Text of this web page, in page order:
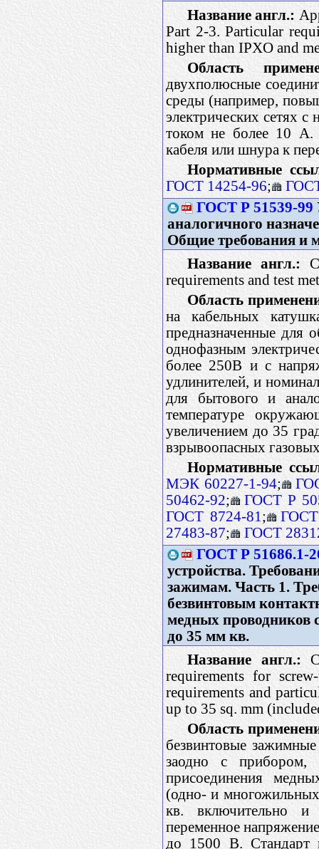
Название англ.:
Part 2-3. Particular
higher than IPXO and
Область
двухполюсные
среды (например,
электрических сетях
током не более 10 А.
кабеля или шнура к
Нормативные
ГОСТ 14254-96;
ГОСТ Р 51539-99
аналогичного
Общие требования и
Название англ.:
requirements and test
Область
на кабельных
предназначенные для
однофазным
более 250В и с
удлинителей, и
для бытового и
температуре
увеличением до 35
взрывоопасных
Нормативные
МЭК 60227-1-94;
50462-92;
ГОСТ Р
ГОСТ 8724-81 ;
ГОСТ
27483-87;
ГОСТ
ГОСТ Р 51686.1-
устройства.
зажимам. Часть 1.
безвинтовым
медных проводников
до 35 мм кв.
Название англ.:
requirements for
requirements and
up to 35 sq. mm
Область
безвинтовые
заодно с прибором,
присоединения
(одно- и
кв. включительно и
переменное
до 1500 В. Стандарт